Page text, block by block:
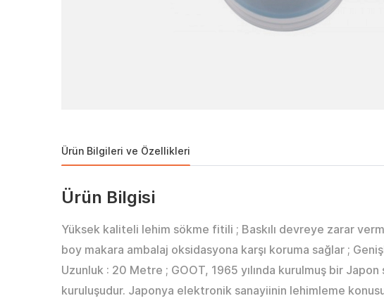
Ürün Bilgileri ve Özellikleri
Ürün Bilgisi
Yüksek kaliteli lehim sökme fitili ; Baskılı devreye zarar
boy makara ambalaj oksidasyona karşı koruma sağlar ;
Uzunluk : 20 Metre ; GOOT, 1965 yılında kurulmuş bir Japon
kuruluşudur. Japonya elektronik sanayiinin lehimleme